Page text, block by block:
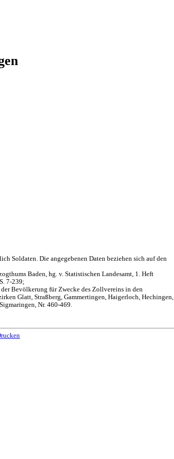
Soldaten. Die angegebenen Daten beziehen sich auf den
Baden, hg. v. Statistischen Landesamt, 1. Heft
7-239;
Bevölkerung für Zwecke des Zollvereins in den
Glatt, Straßberg, Gammertingen, Haigerloch, Hechingen,
Nr. 460-469.